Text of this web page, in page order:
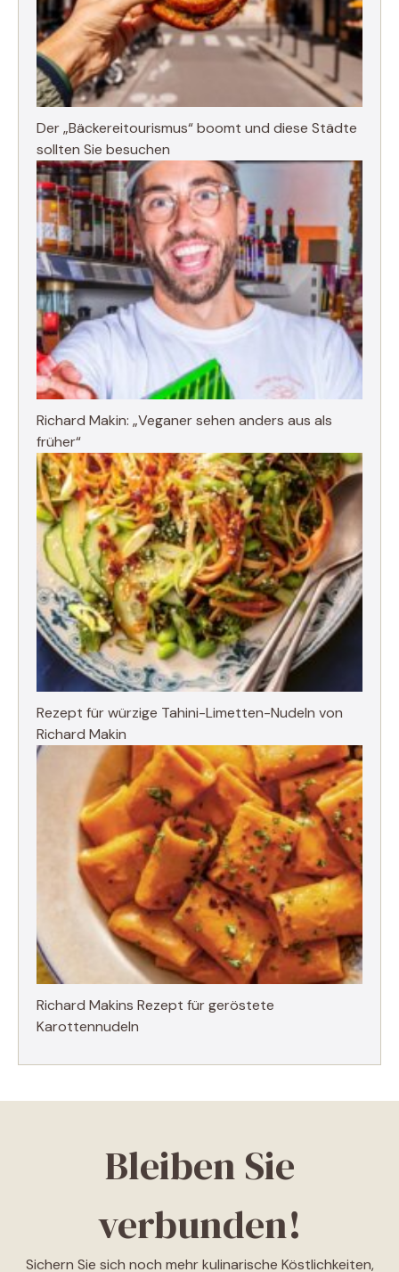
Der „Bäckereitourismus“ boomt und diese Städte
sollten Sie besuchen
Richard Makin: „Veganer sehen anders aus als
früher“
Rezept für würzige Tahini-Limetten-Nudeln von
Richard Makin
Richard Makins Rezept für geröstete
Karottennudeln
Bleiben Sie
verbunden!
Sichern Sie sich noch mehr kulinarische Köstlichkeiten,